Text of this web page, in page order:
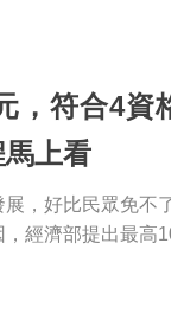
，符合4資
上看
，好比民眾免不
經濟部提出最高